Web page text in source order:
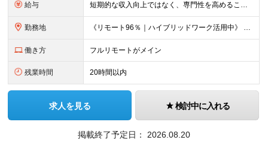
給与 短期的な収入向上ではなく、専門性を高めることで、 《長期的に収入を伸ばしていくキャリア形成》を重視しています。 【想定年収・月給】 □ 想定年収：350万円〜1,000万円 □ 月給：25万円〜75
勤務地 《リモート96％｜ハイブリッドワーク活用中》 基本はリモートワークのため、全国どこからでも勤務が可能です。 本社は高知県ですが、東京・全国各地のメンバーが活躍しています。 希望の勤務地・働き方はお気軽
働き方 フルリモートがメイン
残業時間 20時間以内
求人を見る 検討中に入れる
掲載終了予定日： 2026.08.20